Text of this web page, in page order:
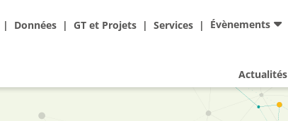
Données GT et Projets Services Évènements
Actualités